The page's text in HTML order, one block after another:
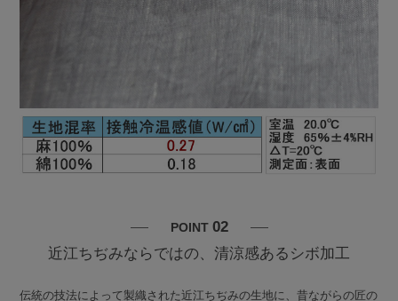
POINT 02
近江ちぢみならではの、清涼感あるシボ加工
伝統の技法によって製織された近江ちぢみの生地に、昔ながらの匠の